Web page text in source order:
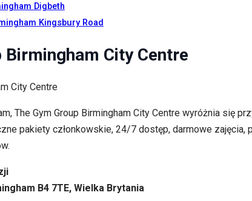
Digbeth
Kingsbury Road
Birmingham City Centre
The Gym Group Birmingham City Centre wyróżnia się
pakiety członkowskie, 24/7 dostęp, darmowe
B4 7TE, Wielka Brytania